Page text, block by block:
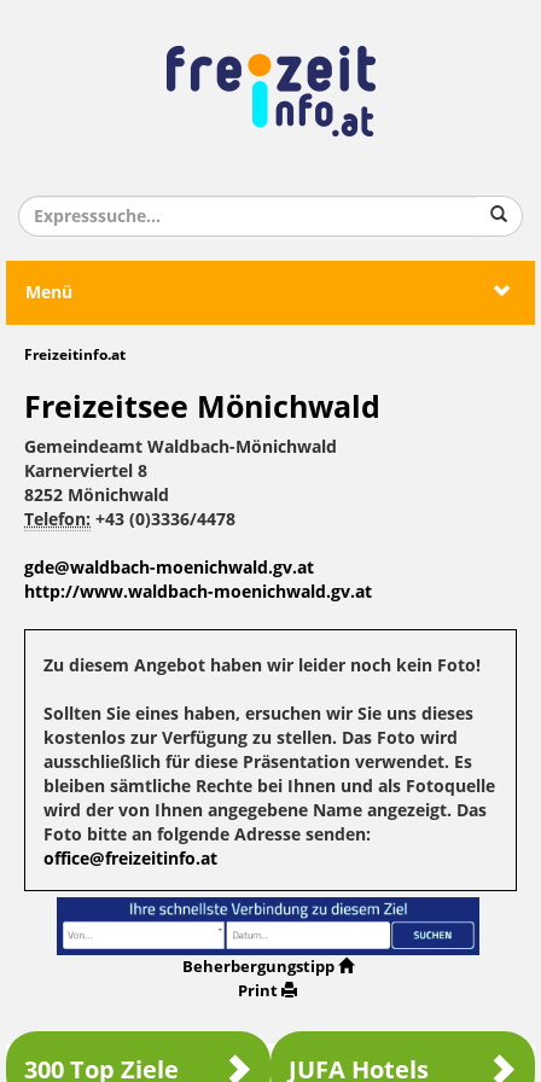
Menü
Freizeitinfo.at
Freizeitsee Mönichwald
Gemeindeamt Waldbach-Mönichwald
Karnerviertel 8
8252 Mönichwald
Telefon: +43 (0)3336/4478
gde@waldbach-moenichwald.gv.at
http://www.waldbach-moenichwald.gv.at
Zu diesem Angebot haben wir leider noch kein Foto!
Sollten Sie eines haben, ersuchen wir Sie uns dieses
kostenlos zur Verfügung zu stellen. Das Foto wird
ausschließlich für diese Präsentation verwendet. Es
bleiben sämtliche Rechte bei Ihnen und als Fotoquelle
wird der von Ihnen angegebene Name angezeigt. Das
Foto bitte an folgende Adresse senden:
office@freizeitinfo.at
Beherbergungstipp
Print
300 Top Ziele JUFA Hotels